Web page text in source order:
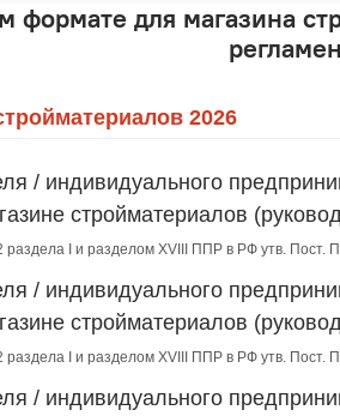
формате для магазина
2026
/ индивидуального
стройматериалов
раздела I и разделом XVIII ППР в РФ утв.
/ индивидуального
стройматериалов
раздела I и разделом XVIII ППР в РФ утв.
/ индивидуального